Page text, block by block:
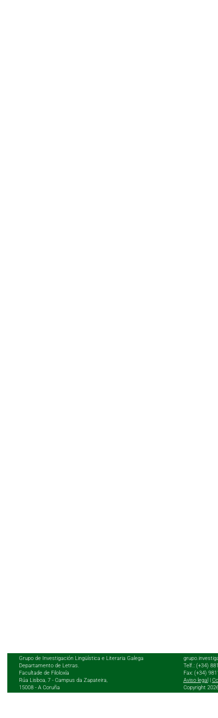
Grupo de Investigación Lingüística e Literaria Galega
Departamento de Letras.
Facultade de Filoloxía
Rúa Lisboa, 7 - Campus da Zapateira,
15008 - A Coruña
Telf.: (+34)
Fax: (+34)
Aviso legal
Copyright